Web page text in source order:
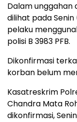
Dalam unggahan
dilihat pada
pelaku
polisi B 3983 PFB.
Dikonfirmasi
korban belum
Kasatreskrim
Chandra Mata
dikonfirmasi,